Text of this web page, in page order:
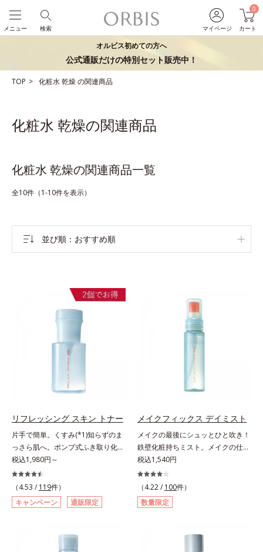
マイページ
0
カート
検索
メニュー
オルビス初めての方へ
公式通販だけの特別セット販売中！
TOP 化粧水乾燥の関連商品
化粧水 乾燥の関連商品
化粧水 乾燥の関連商品一覧
全10件（1-10件を表示）
並び順 おすすめ順
リフレッシング スキン トナー
片手で簡単。くすみ(*1)知らずのま
っさら肌へ。ポンプ式ふき取り化粧
水。くすみ(*1)知らずのまっさら肌
へ。洗顔後すぐの肌に使う、ポンプ
式のふき取り化粧水です。ポンプ式
だから簡単。片手でぷしゅっと押す
だけでコットンに含ませられます。
来AHA(*2)が古い角質をやわらかく
税込1,980円～
（4.53 / 119件）
キャンペーン
通販限定
メイクフィックス デイミスト
メイクの最後にシュッとひと吹き！
鉄壁化粧持ちミスト。メイクの仕上
げにシュッとひと吹き。肌とメイク
の密着感をピタッと高め、メイクく
ずれを防ぎ、化粧持ちをアップさせ
るミストタイプの化粧水です。くず
れ防止成分(*1)を含む層と美容成分
振って混ぜると、美容成分がくずれ
税込1,540円
（4.22 / 100件）
数量限定